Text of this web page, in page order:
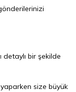
detaylı bir şekilde
size büyük